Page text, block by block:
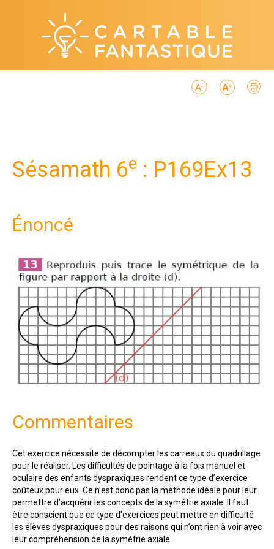
Sésamath 6e : P169Ex13
Énoncé
Commentaires
Cet exercice nécessite de décompter les carreaux du quadrillage
pour le réaliser. Les difficultés de pointage à la fois manuel et
oculaire des enfants dyspraxiques rendent ce type d’exercice
coûteux pour eux. Ce n’est donc pas la méthode idéale pour leur
permettre d’acquérir les concepts de la symétrie axiale. Il faut
être conscient que ce type d'exercices peut mettre en difficulté
les élèves dyspraxiques pour des raisons qui n’ont rien à voir avec
leur compréhension de la symétrie axiale.